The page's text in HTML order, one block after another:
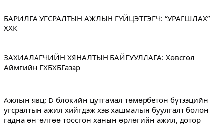
БАРИЛГА УГСРАЛТЫН АЖЛЫН ГҮЙЦЭТГЭГЧ: “УРАГШЛАХ”
ХХК
ЗАХИАЛАГЧИЙН ХЯНАЛТЫН БАЙГУУЛЛАГА: Хөвсгөл
Аймгийн ГХБХБГазар
Ажлын явц: D блокийн цутгамал төмөрбетон бүтээцийн
угсралтын ажил хийгдэж хэв хашмалын буулгалт болон
гадна өнгөлгөө тоосгон ханын өрлөгийн ажил, дотор